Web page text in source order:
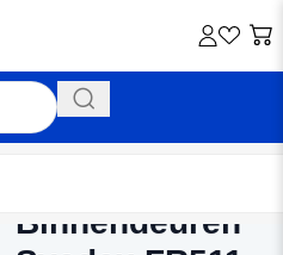
Binnendeuren